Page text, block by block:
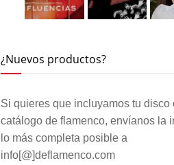
¿Nuevos productos?
Si quieres que incluyamos tu disco
catálogo de flamenco, envíanos la
lo más completa posible a
info[@]deflamenco.com